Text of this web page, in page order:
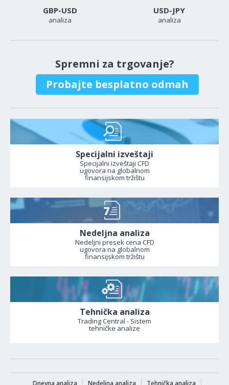
GBP-USD
analiza
USD-JPY
analiza
Spremni za trgovanje?
Probajte besplatno odmah
Specijalni izveštaji
Specijalni izveštaji CFD
ugovora na globalnom
finansijskom tržištu
Nedeljna analiza
Nedeljni presek cena CFD
ugovora na globalnom
finansijskom tržištu
Tehnička analiza
Trading Central - Sistem
tehničke analize